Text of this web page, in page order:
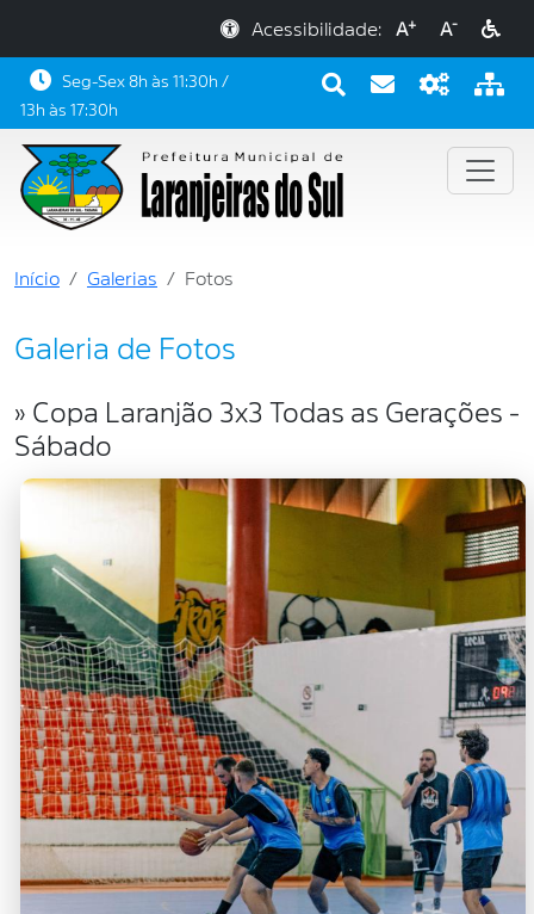
Acessibilidade: A+ A-
Seg-Sex 8h às 11:30h /
13h às 17:30h
Início Galerias Fotos
Galeria de Fotos
» Copa Laranjão 3x3 Todas as Gerações -
Sábado